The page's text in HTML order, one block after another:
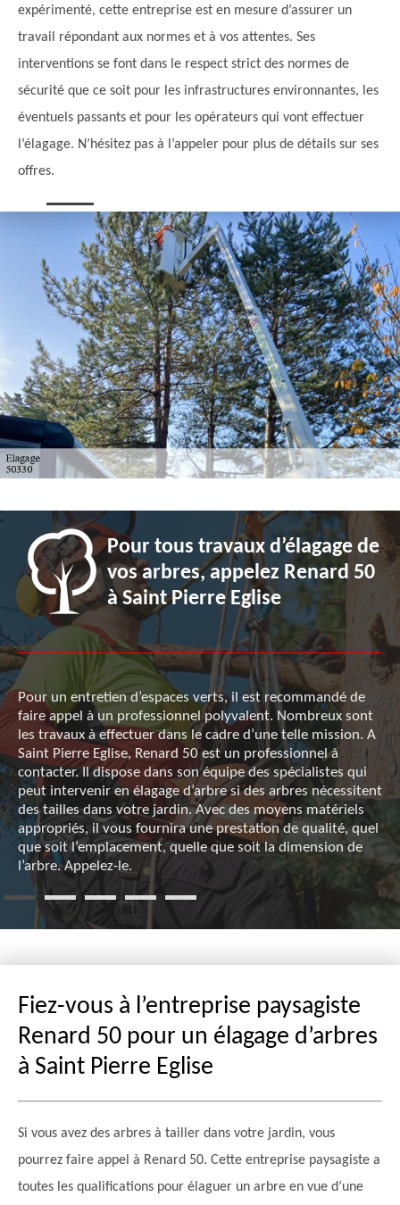
expérimenté, cette entreprise est en mesure d’assurer un
travail répondant aux normes et à vos attentes. Ses
interventions se font dans le respect strict des normes de
sécurité que ce soit pour les infrastructures environnantes, les
éventuels passants et pour les opérateurs qui vont effectuer
l’élagage. N’hésitez pas à l’appeler pour plus de détails sur ses
offres.
Pour tous travaux d’élagage de
vos arbres, appelez Renard 50
à Saint Pierre Eglise
Pour un entretien d’espaces verts, il est recommandé de
faire appel à un professionnel polyvalent. Nombreux sont
les travaux à effectuer dans le cadre d’une telle mission. A
Saint Pierre Eglise, Renard 50 est un professionnel à
contacter. Il dispose dans son équipe des spécialistes qui
peut intervenir en élagage d’arbre si des arbres nécessitent
des tailles dans votre jardin. Avec des moyens matériels
appropriés, il vous fournira une prestation de qualité, quel
que soit l’emplacement, quelle que soit la dimension de
l’arbre. Appelez-le.
Fiez-vous à l’entreprise paysagiste
Renard 50 pour un élagage d’arbres
à Saint Pierre Eglise
Si vous avez des arbres à tailler dans votre jardin, vous
pourrez faire appel à Renard 50. Cette entreprise paysagiste a
toutes les qualifications pour élaguer un arbre en vue d’une